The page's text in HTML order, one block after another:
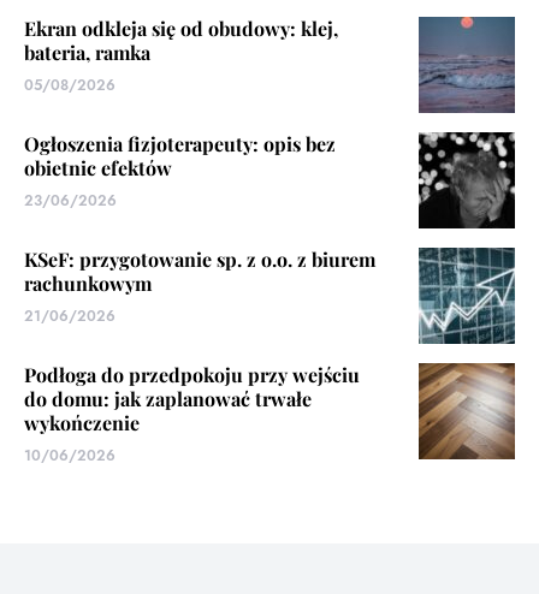
Ekran odkleja się od obudowy: klej,
bateria, ramka
05/08/2026
Ogłoszenia fizjoterapeuty: opis bez
obietnic efektów
23/06/2026
KSeF: przygotowanie sp. z o.o. z biurem
rachunkowym
21/06/2026
Podłoga do przedpokoju przy wejściu
do domu: jak zaplanować trwałe
wykończenie
10/06/2026